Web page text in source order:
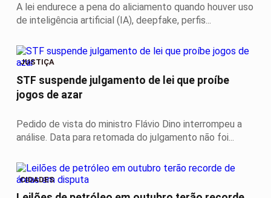
A lei endurece a pena do aliciamento quando houver uso
de inteligência artificial (IA), deepfake, perfis...
JUSTIÇA
STF suspende julgamento de lei que proíbe
jogos de azar
Pedido de vista do ministro Flávio Dino interrompeu a
análise. Data para retomada do julgamento não foi...
CIDADES